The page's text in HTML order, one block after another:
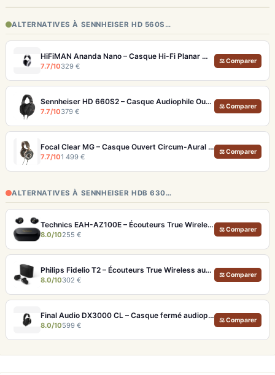
ALTERNATIVES À SENNHEISER HD 560S…
HiFiMAN Ananda Nano – Casque Hi-Fi Planar Magnétique Ouvert
7.7/10329 €
⚖ Comparer
Sennheiser HD 660S2 – Casque Audiophile Ouvert 300Ω, Basses Améliorées
7.7/10379 €
⚖ Comparer
Focal Clear MG – Casque Ouvert Circum-Aural Dynamique Magnésium (Fabriqué en France)
7.7/101 499 €
⚖ Comparer
ALTERNATIVES À SENNHEISER HDB 630…
Technics EAH-AZ100E – Écouteurs True Wireless Hi-Res avec ANC adaptative et Dolby Atmos
8.0/10255 €
⚖ Comparer
Philips Fidelio T2 – Écouteurs True Wireless audiophiles avec ANC et autonomie record
8.0/10302 €
⚖ Comparer
Final Audio DX3000 CL – Casque fermé audiophile 4.4mm symétrique
8.0/10599 €
⚖ Comparer